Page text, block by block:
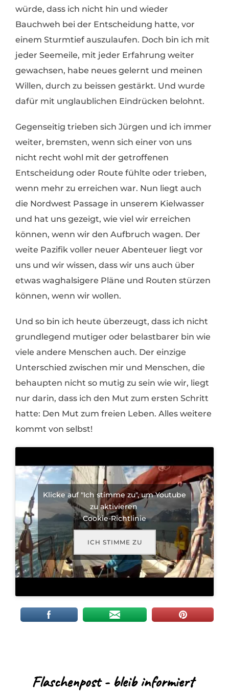
würde, dass ich nicht hin und wieder
Bauchweh bei der Entscheidung hatte, vor
einem Sturmtief auszulaufen. Doch bin ich mit
jeder Seemeile, mit jeder Erfahrung weiter
gewachsen, habe neues gelernt und meinen
Willen, durch zu beissen gestärkt. Und wurde
dafür mit unglaublichen Eindrücken belohnt.
Gegenseitig trieben sich Jürgen und ich immer
weiter, bremsten, wenn sich einer von uns
nicht recht wohl mit der getroffenen
Entscheidung oder Route fühlte oder trieben,
wenn mehr zu erreichen war. Nun liegt auch
die Nordwest Passage in unserem Kielwasser
und hat uns gezeigt, wie viel wir erreichen
können, wenn wir den Aufbruch wagen. Der
weite Pazifik voller neuer Abenteuer liegt vor
uns und wir wissen, dass wir uns auch über
etwas waghalsigere Pläne und Routen stürzen
können, wenn wir wollen.
Und so bin ich heute überzeugt, dass ich nicht
grundlegend mutiger oder belastbarer bin wie
viele andere Menschen auch. Der einzige
Unterschied zwischen mir und Menschen, die
behaupten nicht so mutig zu sein wie wir, liegt
nur darin, dass ich den Mut zum ersten Schritt
hatte: Den Mut zum freien Leben. Alles weitere
kommt von selbst!
Klicke auf "Ich stimme zu", um Youtube
zu aktivieren
Cookie-Richtlinie
ICH STIMME ZU
Flaschenpost - bleib informiert